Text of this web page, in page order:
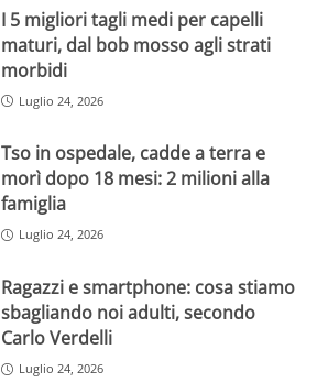
I 5 migliori tagli medi per capelli
maturi, dal bob mosso agli strati
morbidi
Luglio 24, 2026
Tso in ospedale, cadde a terra e
morì dopo 18 mesi: 2 milioni alla
famiglia
Luglio 24, 2026
Ragazzi e smartphone: cosa stiamo
sbagliando noi adulti, secondo
Carlo Verdelli
Luglio 24, 2026